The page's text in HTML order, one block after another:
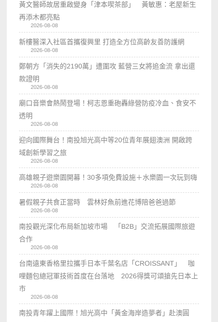
黃文醫師故居重啟變身「津本喫茶部」 黃敏惠：老屋新生
再添木都亮點
2026-08-08
新樓醫深入社區首攜復興里 打造全方位高齡友善防護網
2026-08-08
鄭朝方「消失的2190萬」遭圍攻 藍營三女將追金流 拿出還
款證明
2026-08-08
廟口音樂會熱鬧登場！柯志恩重砲轟綠營防疫冷血、食安不
透明
2026-08-08
迎向國際舞台！南投旭光高中等20位青年展翅澳洲 開啟跨
域創新學習之旅
2026-08-08
高雄親子遊樂園開幕！30多項免費設施＋水樂園一次玩到嗨
2026-08-08
暑假親子共食正當時 雲林好魚前進花博陪爸爸過節
2026-08-08
南投觀光深化布局新加坡市場 「B2B」交流拓展國際旅遊
合作
2026-08-08
台南遠東香格里拉攜手日本千葉名店「CROISSANT」 咖
哩麵包總冠軍技術首度在台落地 2026得獎可頌搶先日本上
市
2026-08-08
南投青年躍上國際！旭光高中「黃金海岸造夢者」赴澳圓